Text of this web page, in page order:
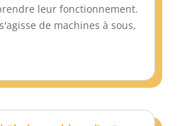
leur fonctionnement.
de machines à sous,